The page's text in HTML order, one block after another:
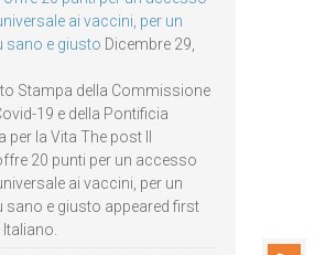
ai vaccini, per un
sano e giusto Dicembre 29,
Stampa della Commissione
19 e della Pontificia
la Vita The post Il
20 punti per un accesso
ai vaccini, per un
sano e giusto appeared first